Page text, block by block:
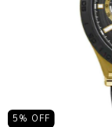
5 % OFF